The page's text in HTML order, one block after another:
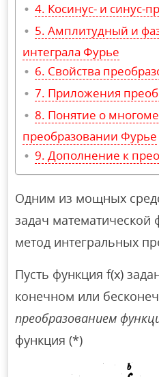
Косинус- и синус-
Амплитудный и
интеграла Фурье
Свойства
Приложения
Понятие о
преобразовании Фурье
Дополнение к
Одним из мощных
задач математической
метод интегральных
Пусть функция f(x)
конечном или
преобразованием
функция (*)